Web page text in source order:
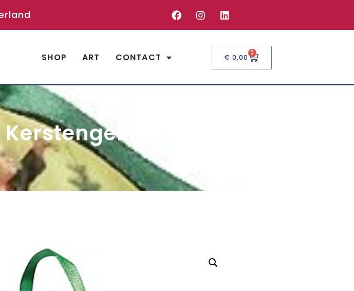
SHOP ART CONTACT € 0,00
0
(7 cm)